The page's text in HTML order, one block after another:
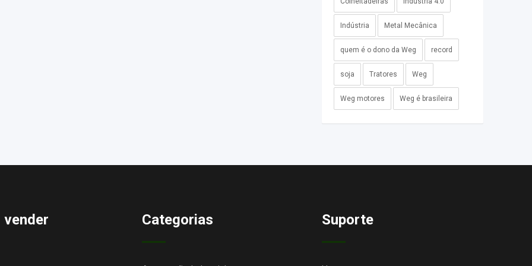
Indústria Metal Mecânica
quem é o dono da Weg record
soja Tratores Weg
Weg motores Weg é brasileira
vender Categorias Suporte